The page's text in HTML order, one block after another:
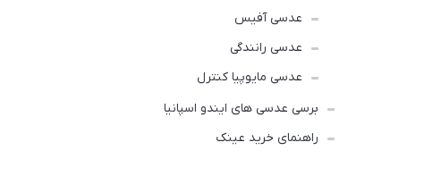
عدسی آفیس
عدسی رانندگی
عدسی مایوپیا کنترل
برسی عدسی های ایندو اسپانیا
راهنمای خرید عینک